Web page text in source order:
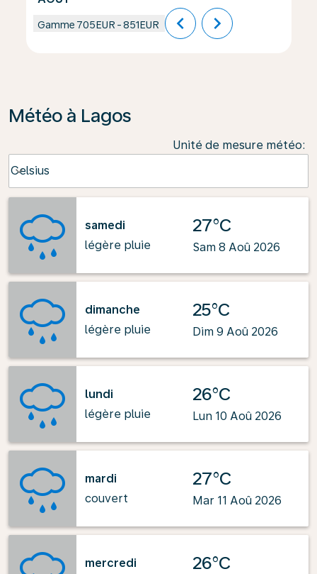
Gamme 705EUR -851EUR chevron_left chevron_right
Météo à Lagos
Unité de mesure météo:
Celsius
keyboard_arrow_down
samedi
légère pluie
27°C
Sam 8 Aoû 2026
dimanche
légère pluie
25°C
Dim 9 Aoû 2026
lundi
légère pluie
26°C
Lun 10 Aoû 2026
mardi
couvert
27°C
Mar 11 Aoû 2026
mercredi
26°C